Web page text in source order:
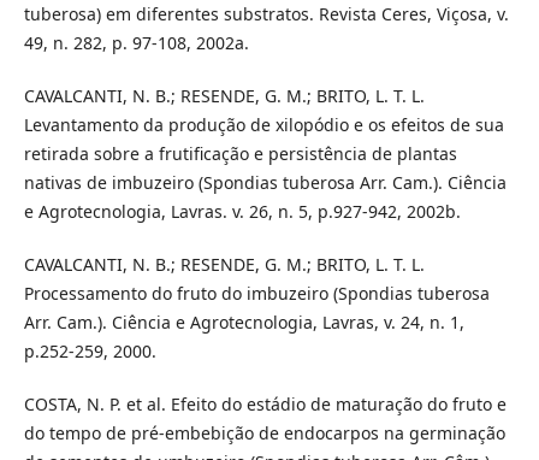
tuberosa) em diferentes substratos. Revista Ceres, Viçosa, v.
49, n. 282, p. 97-108, 2002a.
CAVALCANTI, N. B.; RESENDE, G. M.; BRITO, L. T. L.
Levantamento da produção de xilopódio e os efeitos de sua
retirada sobre a frutificação e persistência de plantas
nativas de imbuzeiro (Spondias tuberosa Arr. Cam.). Ciência
e Agrotecnologia, Lavras. v. 26, n. 5, p.927-942, 2002b.
CAVALCANTI, N. B.; RESENDE, G. M.; BRITO, L. T. L.
Processamento do fruto do imbuzeiro (Spondias tuberosa
Arr. Cam.). Ciência e Agrotecnologia, Lavras, v. 24, n. 1,
p.252-259, 2000.
COSTA, N. P. et al. Efeito do estádio de maturação do fruto e
do tempo de pré-embebição de endocarpos na germinação